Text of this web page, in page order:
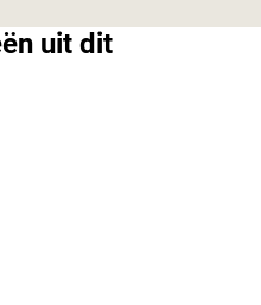
uit dit